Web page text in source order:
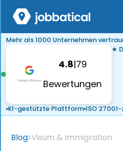
Mehr als 1000 Unternehmen
4.8|79
Bewertungen
★
KI-gestützte Plattform ISO
Blog Visum & Immigration